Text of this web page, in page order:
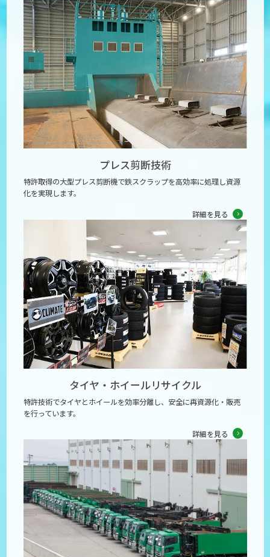
プレス剪断技術
特許取得の大型プレス剪断機で鉄スクラップを高効率に処理し資源
化を実現します。
詳細を見る
タイヤ・ホイールリサイクル
特許技術でタイヤとホイールを効率分離し、安全に再資源化・販売
を行っています。
詳細を見る